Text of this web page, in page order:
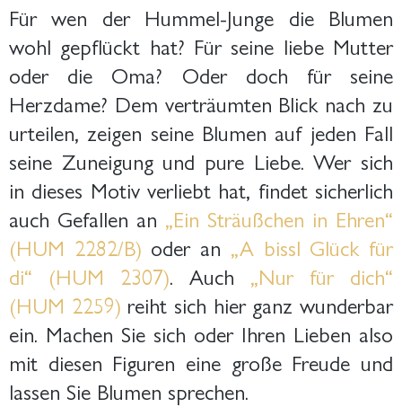
Für wen der Hummel-Junge die Blumen
wohl gepflückt hat? Für seine liebe Mutter
oder die Oma? Oder doch für seine
Herzdame? Dem verträumten Blick nach zu
urteilen, zeigen seine Blumen auf jeden Fall
seine Zuneigung und pure Liebe. Wer sich
in dieses Motiv verliebt hat, findet sicherlich
auch Gefallen an „Ein Sträußchen in Ehren“
(HUM 2282/B) oder an „A bissl Glück für
di“ (HUM 2307). Auch „Nur für dich“
(HUM 2259) reiht sich hier ganz wunderbar
ein. Machen Sie sich oder Ihren Lieben also
mit diesen Figuren eine große Freude und
lassen Sie Blumen sprechen.